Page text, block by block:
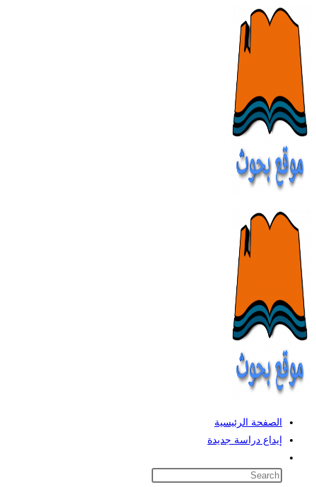
content
الصفحة الرئيسية
إيداع دراسة جديدة
website